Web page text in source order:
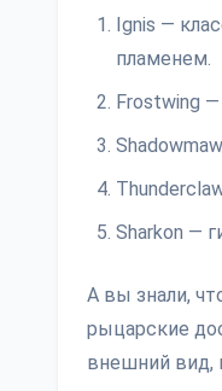
Ignis —
пламенем.
Frostwing
Sharkon —
А вы знали,
рыцарские
внешний вид,